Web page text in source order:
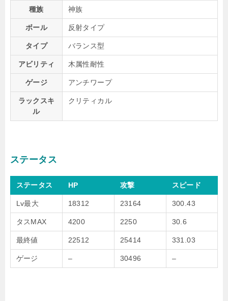
種族 神族
ボール 反射タイプ
タイプ バランス型
アビリティ 木属性耐性
ゲージ アンチワープ
ラックスキ
ル
クリティカル
ステータス
ステータス HP 攻撃 スピード
Lv最大 18312 23164 300.43
タスMAX 4200 2250 30.6
最終値 22512 25414 331.03
ゲージ – 30496 –